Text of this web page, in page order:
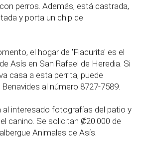
perros. Además, está castrada,
y porta un chip de
el hogar de 'Flacurita' es el
Asís en San Rafael de Heredia. Si
casa a esta perrita, puede
al número 8727-7589.
al interesado fotografías del patio y
canino. Se solicitan ₡20.000 de
Animales de Asís.